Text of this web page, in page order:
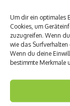
Um dir ein optimales
Cookies, um
zuzugreifen. Wenn
wie das
Wenn du deine
bestimmte Merkmale
nicht um ein
bei den
gehört,
dieser Zeit,
Gerichtsdiener